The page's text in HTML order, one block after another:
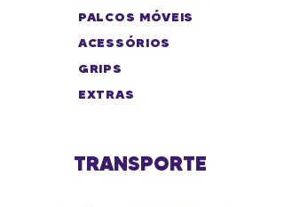
PALCOS MÓVEIS
ACESSÓRIOS
GRIPS
EXTRAS
TRANSPORTE